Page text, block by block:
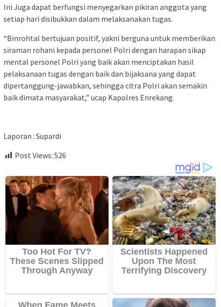
Ini Juga dapat berfungsi menyegarkan pikiran anggota yang
setiap hari disibukkan dalam melaksanakan tugas.
“Binrohtal bertujuan positif, yakni berguna untuk memberikan
siraman rohani kepada personel Polri dengan harapan sikap
mental personel Polri yang baik akan menciptakan hasil
pelaksanaan tugas dengan baik dan bijaksana yang dapat
dipertanggung-jawabkan, sehingga citra Polri akan semakin
baik dimata masyarakat,” ucap Kapolres Enrekang.
Laporan : Supardi
Post Views: 526